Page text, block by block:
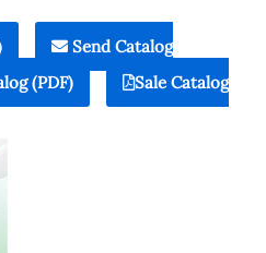
Send Catalog
(PDF)
Sale Catalog